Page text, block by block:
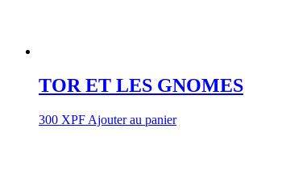
TOR ET LES GNOMES
300 XPF Ajouter au panier